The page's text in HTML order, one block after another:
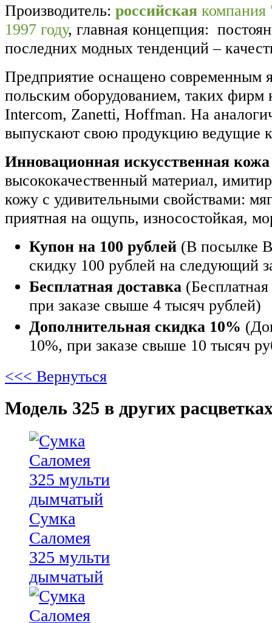
Производитель: российская
1997 году, главная концепция:
последних модных тенденций –
Предприятие оснащено современным
польским оборудованием, таких фирм
Intercom, Zanetti, Hoffman. На
выпускают свою продукцию ведущие
Инновационная искусственная
высококачественный материал,
кожу с удивительными свойствами:
приятная на ощупь, износостойкая,
Купон на 100 рублей (В посылке
скидку 100 рублей на следующий
Бесплатная доставка
при заказе свыше 4 тысяч рублей)
Дополнительная скидка 10%
10%, при заказе свыше 10 тысяч
<<< Вернуться
Модель 325 в других
Сумка
Саломея
325 мульти
дымчатый